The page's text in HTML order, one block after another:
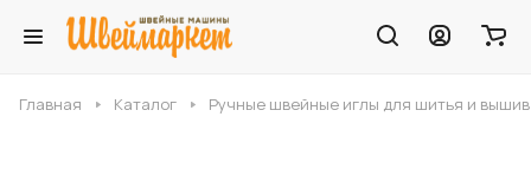
Главная Каталог Ручные швейные иглы для шитья и